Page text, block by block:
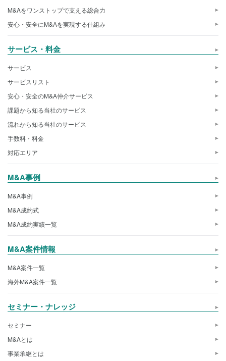
M&Aをワンストップで支える総合力
安心・安全にM&Aを実現する仕組み
サービス・料金
サービス
サービスリスト
安心・安全のM&A仲介サービス
課題から知る当社のサービス
流れから知る当社のサービス
手数料・料金
対応エリア
M&A事例
M&A事例
M&A成約式
M&A成約実績一覧
M&A案件情報
M&A案件一覧
海外M&A案件一覧
セミナー・ナレッジ
セミナー
M&Aとは
事業承継とは